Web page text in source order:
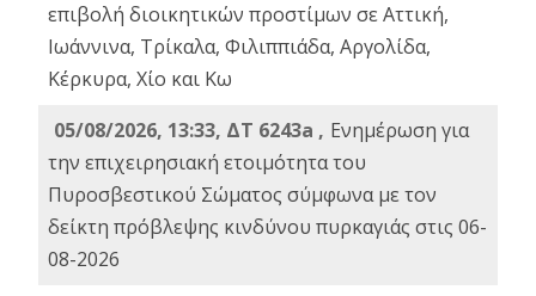
επιβολή διοικητικών προστίμων σε Αττική,
Ιωάννινα, Τρίκαλα, Φιλιππιάδα, Αργολίδα,
Κέρκυρα, Χίο και Κω
05/08/2026, 13:33, ΔΤ 6243a , Ενημέρωση για
την επιχειρησιακή ετοιμότητα του
Πυροσβεστικού Σώματος σύμφωνα με τον
δείκτη πρόβλεψης κινδύνου πυρκαγιάς στις 06-
08-2026